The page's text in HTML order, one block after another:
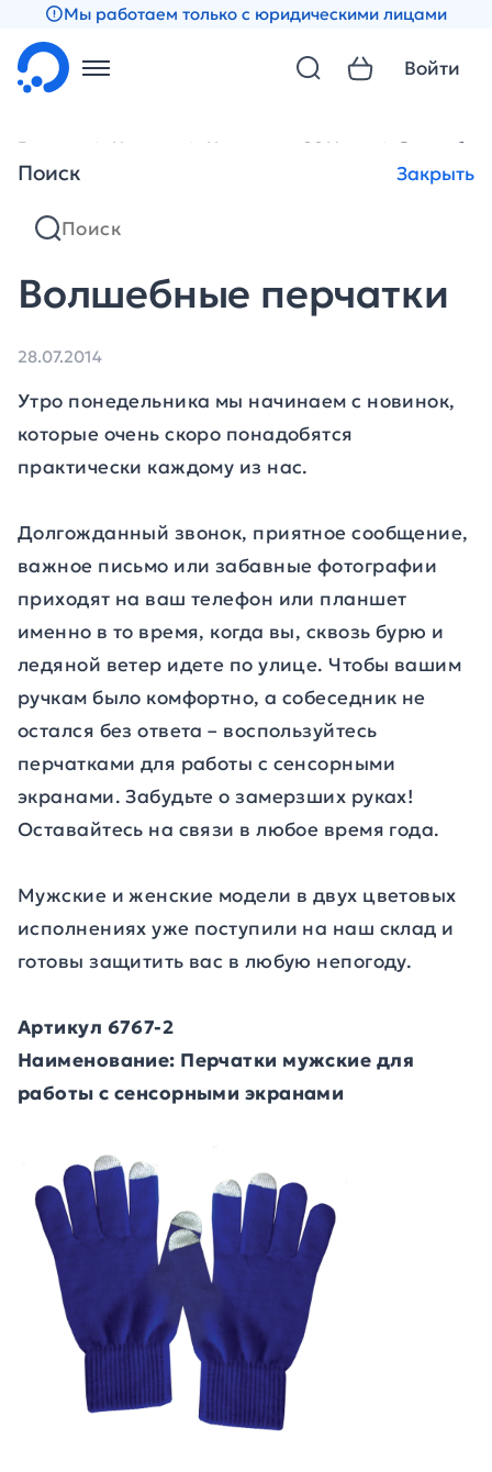
Мы работаем только с юридическими лицами
Поиск Закрыть
Войти
Главная Новости Новости за 2014 год
Волшебные перчатки
28.07.2014
Утро понедельника мы начинаем с новинок,
которые очень скоро понадобятся
практически каждому из нас.
Долгожданный звонок, приятное сообщение,
важное письмо или забавные фотографии
приходят на ваш телефон или планшет
именно в то время, когда вы, сквозь бурю и
ледяной ветер идете по улице. Чтобы вашим
ручкам было комфортно, а собеседник не
остался без ответа – воспользуйтесь
перчатками для работы с сенсорными
экранами. Забудьте о замерзших руках!
Оставайтесь на связи в любое время года.
Мужские и женские модели в двух цветовых
исполнениях уже поступили на наш склад и
готовы защитить вас в любую непогоду.
Артикул 6767-2
Наименование: Перчатки мужские для
работы с сенсорными экранами